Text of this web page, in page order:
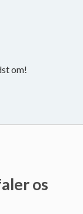
om!
os